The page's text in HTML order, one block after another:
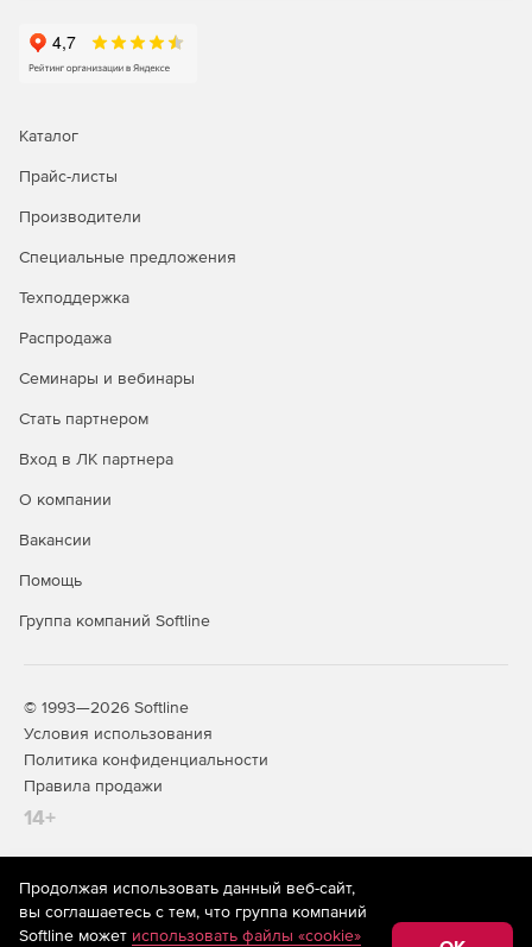
Каталог
Прайс-листы
Производители
Специальные предложения
Техподдержка
Распродажа
Семинары и вебинары
Стать партнером
Вход в ЛК партнера
О компании
Вакансии
Помощь
Группа компаний Softline
© 1993—2026 Softline
Условия использования
Политика конфиденциальности
Правила продажи
14+
На информационном ресурсе store.softline.ru применяются
рекомендательные технологии(информационные технологии
предоставления информации на основе сбора,
Продолжая использовать данный веб-сайт,
вы соглашаетесь с тем, что группа компаний
Softline может использовать файлы «cookie»